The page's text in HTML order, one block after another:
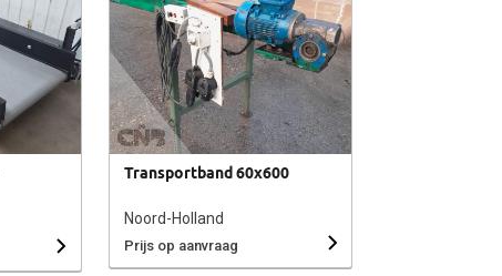
Transportband 60x600
Noord-Holland
Prijs op aanvraag